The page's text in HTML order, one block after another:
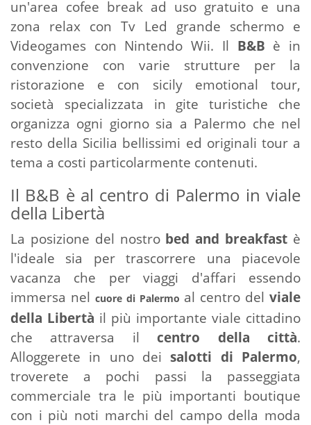
un'area cofee break ad uso gratuito e una
zona relax con Tv Led grande schermo e
Videogames con Nintendo Wii. Il B&B è in
convenzione con varie strutture per la
ristorazione e con sicily emotional tour,
società specializzata in gite turistiche che
organizza ogni giorno sia a Palermo che nel
resto della Sicilia bellissimi ed originali tour a
tema a costi particolarmente contenuti.
Il B&B è al centro di Palermo in viale
della Libertà
La posizione del nostrobed and breakfast è
l'ideale sia per trascorrere una piacevole
vacanza che per viaggi d'affari essendo
immersa nel cuore di Palermo al centro del viale
della Libertà il più importante viale cittadino
che attraversa il centro della città.
Alloggerete in uno dei salotti di Palermo,
troverete a pochi passi la passeggiata
commerciale tra le più importanti boutique
con i più noti marchi del campo della moda